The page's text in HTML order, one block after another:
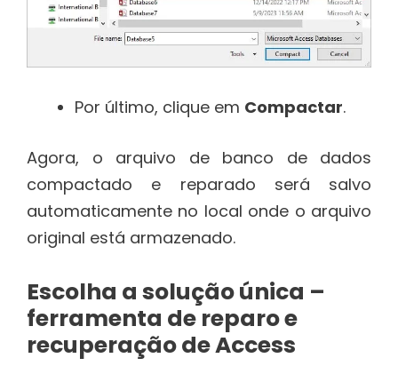
Por último, clique em Compactar.
Agora, o arquivo de banco de dados
compactado e reparado será salvo
automaticamente no local onde o arquivo
original está armazenado.
Escolha a solução única –
ferramenta de reparo e
recuperação de Access